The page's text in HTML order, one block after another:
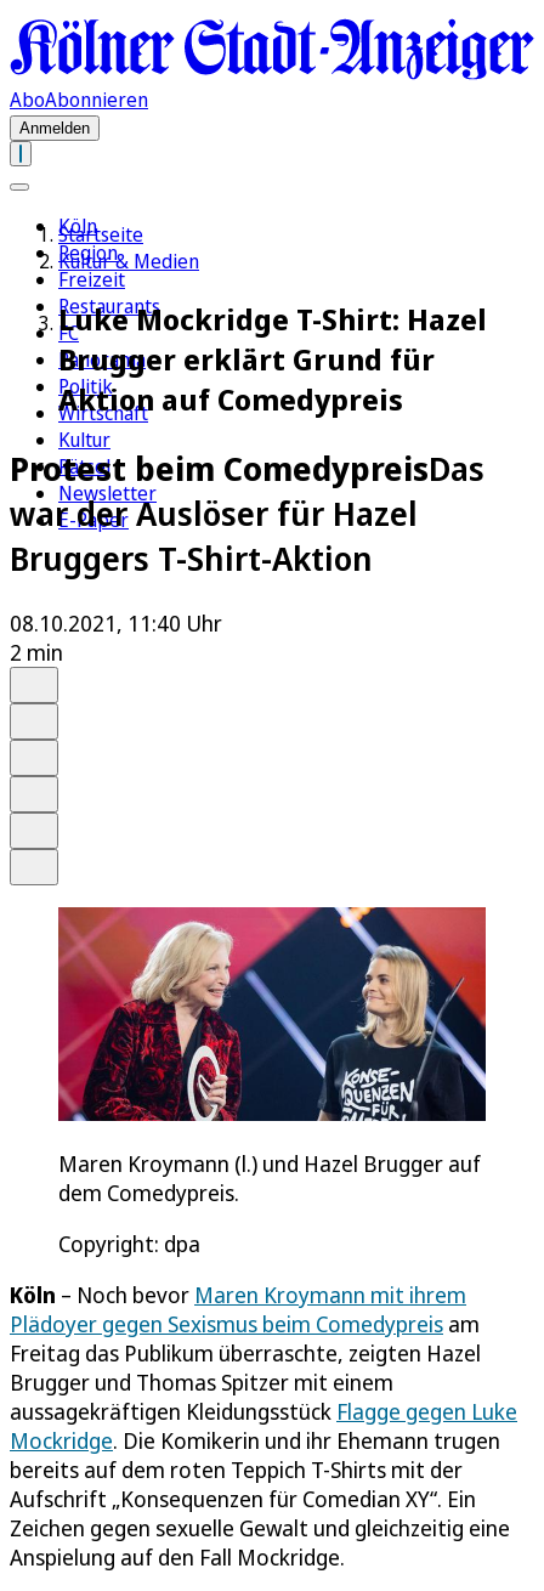
AboAbonnieren
Anmelden
Köln
Region
Freizeit
Restaurants
FC
Panorama
Politik
Wirtschaft
Kultur
Rätsel
Newsletter
E-Paper
Startseite
Kultur & Medien
Luke Mockridge T-Shirt: Hazel
Brugger erklärt Grund für
Aktion auf Comedypreis
Protest beim ComedypreisDas
war der Auslöser für Hazel
Bruggers T-Shirt-Aktion
08.10.2021, 11:40 Uhr
2 min
Maren Kroymann (l.) und Hazel Brugger auf
dem Comedypreis.
Copyright: dpa
Köln – Noch bevor Maren Kroymann mit ihrem
Plädoyer gegen Sexismus beim Comedypreis am
Freitag das Publikum überraschte, zeigten Hazel
Brugger und Thomas Spitzer mit einem
aussagekräftigen Kleidungsstück Flagge gegen Luke
Mockridge. Die Komikerin und ihr Ehemann trugen
bereits auf dem roten Teppich T-Shirts mit der
Aufschrift „Konsequenzen für Comedian XY“. Ein
Zeichen gegen sexuelle Gewalt und gleichzeitig eine
Anspielung auf den Fall Mockridge.